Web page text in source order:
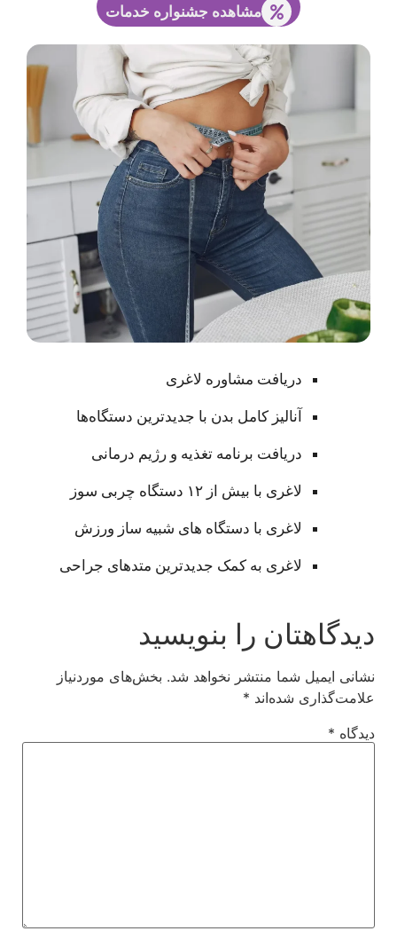
مشاهده جشنواره خدمات
دریافت مشاوره لاغری
آنالیز کامل بدن با جدیدترین دستگاه‌ها
دریافت برنامه تغذیه و رژیم درمانی
لاغری با بیش از ۱۲ دستگاه چربی سوز
لاغری با دستگاه های شبیه ساز ورزش
لاغری به کمک جدیدترین متدهای جراحی
دیدگاهتان را بنویسید
نشانی ایمیل شما منتشر نخواهد شد. بخش‌های موردنیاز
علامت‌گذاری شده‌اند *
دیدگاه *